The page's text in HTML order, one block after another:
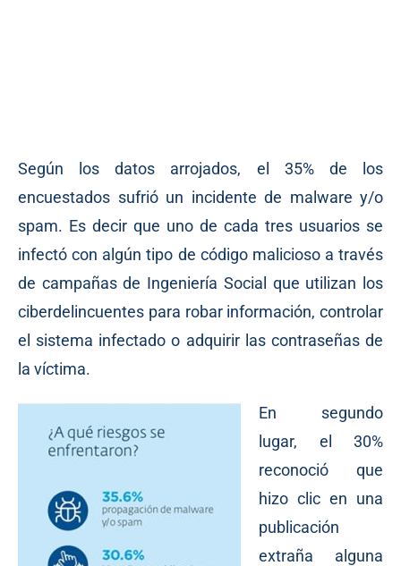
Según los datos arrojados, el 35% de los
encuestados sufrió un incidente de malware y/o
spam. Es decir que uno de cada tres usuarios se
infectó con algún tipo de código malicioso a través
de campañas de Ingeniería Social que utilizan los
ciberdelincuentes para robar información, controlar
el sistema infectado o adquirir las contraseñas de
la víctima.
En segundo
lugar, el 30%
reconoció que
hizo clic en una
publicación
extraña alguna